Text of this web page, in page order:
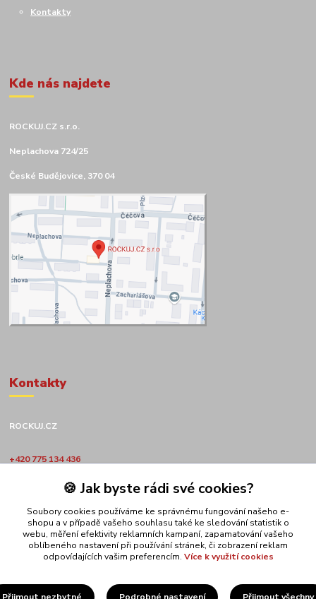
Kontakty
Kde nás najdete
ROCKUJ.CZ s.r.o.
Neplachova 724/25
České Budějovice, 370 04
Kontakty
ROCKUJ.CZ
+420 775 134 436
obchod@rockuj.cz
Upravit sběr cookies.
🍪 Jak byste rádi své cookies?
Soubory cookies používáme ke správnému fungování našeho e-
shopu a v případě vašeho souhlasu také ke sledování statistik o
webu, měření efektivity reklamních kampaní, zapamatování vašeho
oblíbeného nastavení při používání stránek, či zobrazení reklam
odpovídajících vašim preferencím. Více k využití cookies
Přijmout nezbytné Podrobné nastavení Přijmout všechny